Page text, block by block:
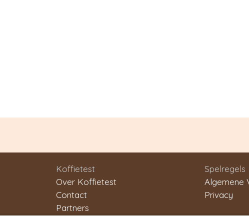
Koffietest
Over Koffietest
Contact
Partners
Spelregels
Algemene
Privacy